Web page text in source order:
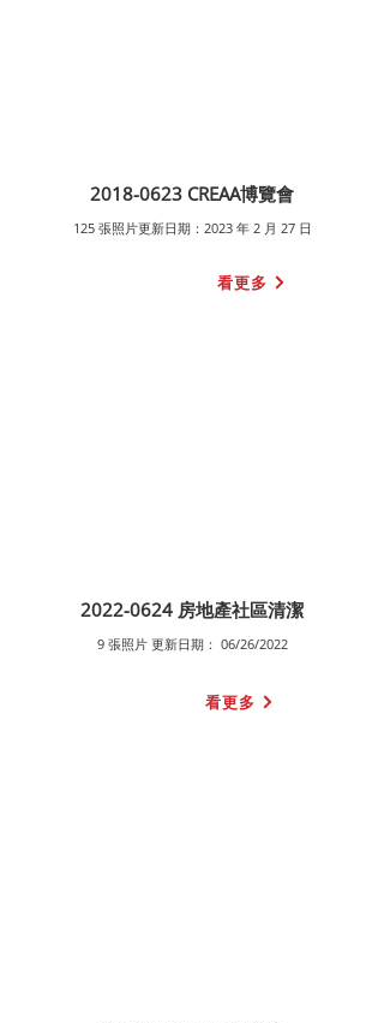
2018-0623 CREAA博覽會
125 張照片更新日期：2023 年 2 月 27 日
看更多
2022-0624 房地產社區清潔
9 張照片 更新日期： 06/26/2022
看更多